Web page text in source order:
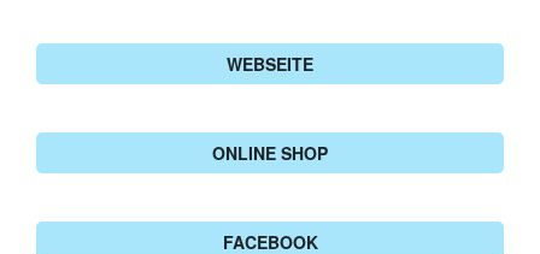
WEBSEITE
ONLINE SHOP
FACEBOOK